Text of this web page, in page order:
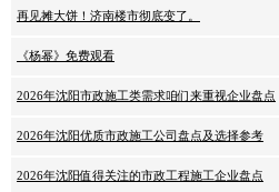
再见摊大饼！济南楼市彻底变了。
《杨幂》免费观看
2026年沈阳市政施工类需求咱们来重视企业盘点
2026年沈阳优质市政施工公司盘点及选择参考
2026年沈阳值得关注的市政工程施工企业盘点